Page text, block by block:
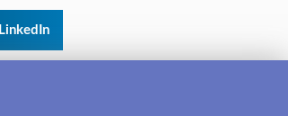
LinkedIn